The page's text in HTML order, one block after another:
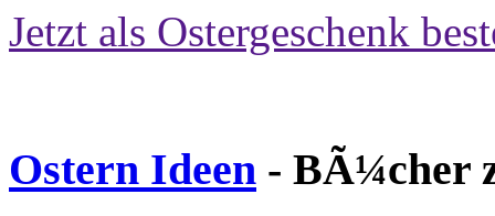
Jetzt als Ostergeschenk
Ostern Ideen - BÃ¼cher